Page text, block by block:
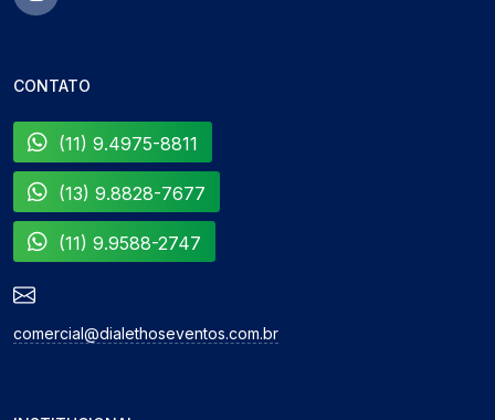
CONTATO
(11) 9.4975-8811
(13) 9.8828-7677
(11) 9.9588-2747
comercial@dialethoseventos.com.br